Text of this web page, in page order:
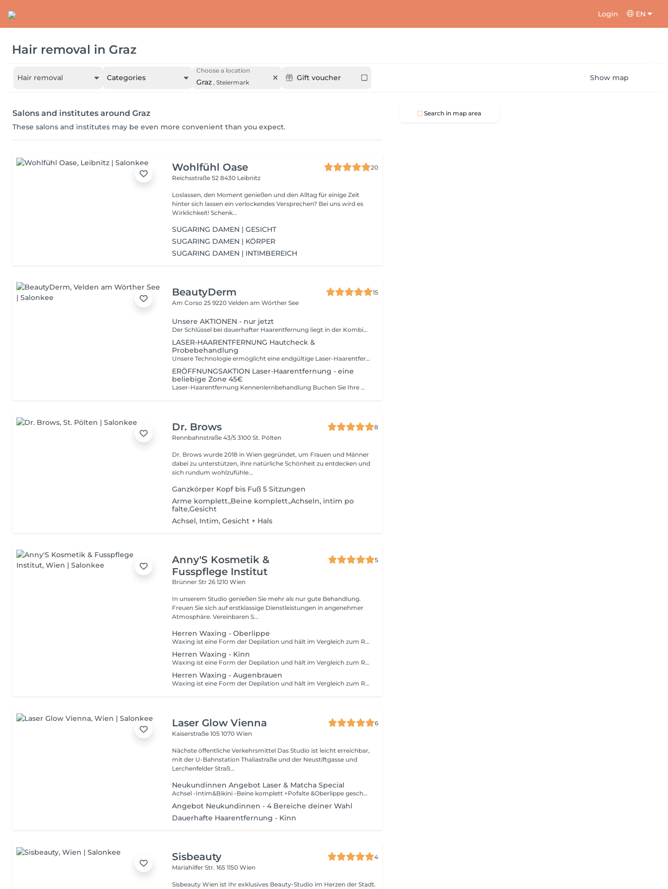
Login EN
Hair removal in Graz
Hair removal Categories
Choose a location
Graz , Steiermark
Gift voucher Show map
Salons and institutes around Graz
These salons and institutes may be even more convenient than you expect.
Wohlfühl Oase
20
Reichsstraße 528430 Leibnitz
Loslassen, den Moment genießen und den Alltag für einige Zeit
hinter sich lassen ein verlockendes Versprechen? Bei uns wird es
Wirklichkeit! Schenk...
SUGARING DAMEN | GESICHT
SUGARING DAMEN | KÖRPER
SUGARING DAMEN | INTIMBEREICH
BeautyDerm
15
Am Corso 259220 Velden am Wörther See
Unsere AKTIONEN - nur jetzt
Der Schlüssel bei dauerhafter Haarentfernung liegt in der Kombination aus der richtigen Technologie (Lasertyp und hoher Leistung) und dem Verständnis für die Wachstumsphase der Haare. Wir arbeiten mit dem leistungsstärksten Dioden-Laser auf dem Markt – und das exklusiv in Kärnten! Doch wir gehen noch weiter: Wir berücksichtigen die Wachstumsphasen und die individuellen Eigenschaften Ihrer Haare, damit die Behandlung effektiv und endgültig wirkt. Nach jeder Laser-Haarentfernung verwöhnen wir Ihre Haut mit einer hochwirksamen Pflegecreme – für schnelle Regeneration und intensive Pflege.
LASER-HAARENTFERNUNG Hautcheck &
Probebehandlung
Unsere Technologie ermöglicht eine endgültige Laser-Haarentfernung für nahezu alle Haut- und Haartypen. Um sicherzustellen, dass keine medizinischen Ausschlussgründe vorliegen, und um Ihnen unsere einzigartige Technologie sowie deren Anwendung zu erklären, laden wir Sie zu einem persönlichen Beratungsgespräch ein. Auf Wunsch führen wir auch eine Probebehandlung durch, damit Sie die Wirkung und das Gefühl selbst erleben können. In besonderen Fällen bieten wir auch Online-Beratungstermine an. Bei Buchung einer Behandlung schenken wir Ihnen diese Beratung!
ERÖFFNUNGSAKTION Laser-Haarentfernung - eine
beliebige Zone 45€
Laser-Haarentfernung Kennenlernbehandlung Buchen Sie Ihre Wunschzonen-Behandlung jetzt zum Kennenlernpreis von nur 45,00! Inklusive persönlicher Beratung und individueller Behandlung für die Zone Ihrer Wahl mit dem leistungsstärksten Diodenlaser am Markt. Aktionshinweis: Bei gleichzeitiger Buchung mehrerer Zonen wird die Aktion auf einen Bereich angewendet. Diese Leistung ist ausschließlich bei Erstbehandlung und einmalig buchbar.
Dr. Brows
8
Rennbahnstraße 43/53100 St. Pölten
Dr. Brows wurde 2018 in Wien gegründet, um Frauen und Männer
dabei zu unterstützen, ihre natürliche Schönheit zu entdecken und
sich rundum wohlzufühle...
Ganzkörper Kopf bis Fuß 5 Sitzungen
Arme komplett.,Beine komplett.,Achseln, intim po
falte,Gesicht
Achsel, Intim, Gesicht + Hals
Anny'S Kosmetik &
Fusspflege Institut
5
Brünner Str 261210 Wien
In unserem Studio genießen Sie mehr als nur gute Behandlung.
Freuen Sie sich auf erstklassige Dienstleistungen in angenehmer
Atmosphäre. Vereinbaren S...
Herren Waxing - Oberlippe
Waxing ist eine Form der Depilation und hält im Vergleich zum Rasieren wesentlich länger an. Mithilfe von Wachs wird das Haar mitsamt der Wurzel aus der Haut entfernt. Um die Behandlung optimal durchzuführen, sollten die Härchen eine Länge von 3-5 mm haben. Damit die Prozedur so schmerzfrei wie möglich ist, sollten deine Haare nicht länger als 1 cm sind.
Herren Waxing - Kinn
Waxing ist eine Form der Depilation und hält im Vergleich zum Rasieren wesentlich länger an. Mithilfe von Wachs wird das Haar mitsamt der Wurzel aus der Haut entfernt. Um die Behandlung optimal durchzuführen, sollten die Härchen eine Länge von 3-5 mm haben. Damit die Prozedur so schmerzfrei wie möglich ist, sollten deine Haare nicht länger als 1 cm sind.
Herren Waxing - Augenbrauen
Waxing ist eine Form der Depilation und hält im Vergleich zum Rasieren wesentlich länger an. Mithilfe von Wachs wird das Haar mitsamt der Wurzel aus der Haut entfernt. Um die Behandlung optimal durchzuführen, sollten die Härchen eine Länge von 3-5 mm haben. Damit die Prozedur so schmerzfrei wie möglich ist, sollten deine Haare nicht länger als 1 cm sind.
Laser Glow Vienna
6
Kaiserstraße 1051070 Wien
Nächste öffentliche Verkehrsmittel Das Studio ist leicht erreichbar,
mit der U-Bahnstation Thaliastraße und der Neustiftgasse und
Lerchenfelder Straß...
Neukundinnen Angebot Laser & Matcha Special
Achsel -Intim&Bikini -Beine komplett +Pofalte &Oberlippe geschenkt
Angebot Neukundinnen - 4 Bereiche deiner Wahl
Dauerhafte Haarentfernung - Kinn
Sisbeauty
4
Mariahilfer Str. 1651150 Wien
Sisbeauty Wien ist Ihr exklusives Beauty-Studio im Herzen der Stadt.
Search in map area